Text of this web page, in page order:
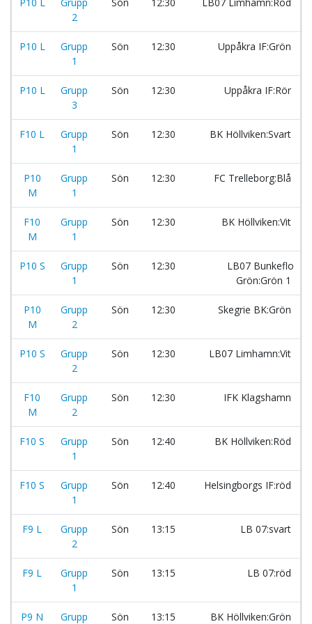
2
P10 L
Grupp
1
Sön 12:30 Uppåkra IF:Grön
P10 L
Grupp
3
Sön 12:30 Uppåkra IF:Rör
F10 L
Grupp
1
Sön 12:30 BK Höllviken:Svart
P10
M
Grupp
1
Sön 12:30 FC Trelleborg:Blå
F10
M
Grupp
1
Sön 12:30 BK Höllviken:Vit
P10 S
Grupp
1
Sön 12:30
LB07 Bunkeflo
Grön:Grön 1
P10
M
Grupp
2
Sön 12:30 Skegrie BK:Grön
P10 S
Grupp
2
Sön 12:30 LB07 Limhamn:Vit
F10
M
Grupp
2
Sön 12:30 IFK Klagshamn
F10 S
Grupp
1
Sön 12:40 BK Höllviken:Röd
F10 S
Grupp
1
Sön 12:40 Helsingborgs IF:röd
F9 L
Grupp
2
Sön 13:15 LB 07:svart
F9 L
Grupp
1
Sön 13:15 LB 07:röd
P9 N
Grupp
Sön 13:15 BK Höllviken:Grön